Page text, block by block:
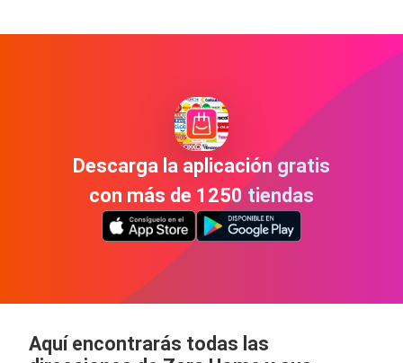
Descarga la aplicación gratis
con más de 1250 tiendas
Aquí encontrarás todas las